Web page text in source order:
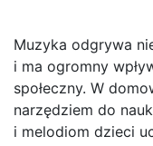
Muzyka odgrywa
i ma ogromny
społeczny. W
narzędziem do
i melodiom dzieci